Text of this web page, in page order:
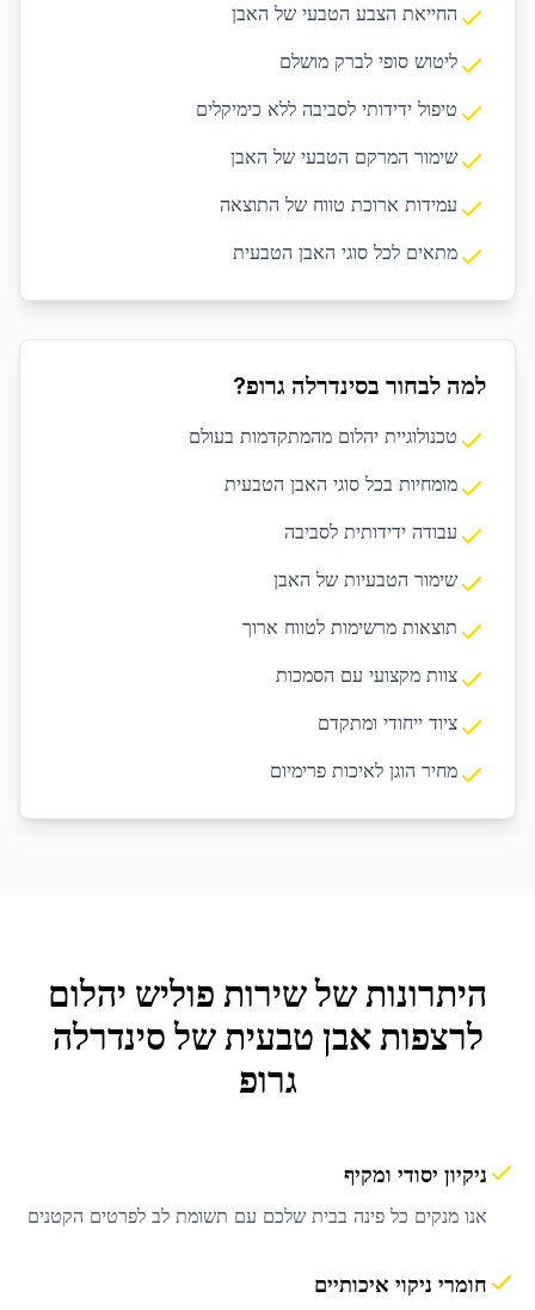
החייאת הצבע הטבעי של האבן
ליטוש סופי לברק מושלם
טיפול ידידותי לסביבה ללא כימיקלים
שימור המרקם הטבעי של האבן
עמידות ארוכת טווח של התוצאה
מתאים לכל סוגי האבן הטבעית
למה לבחור בסינדרלה גרופ?
טכנולוגיית יהלום מהמתקדמות בעולם
מומחיות בכל סוגי האבן הטבעית
עבודה ידידותית לסביבה
שימור הטבעיות של האבן
תוצאות מרשימות לטווח ארוך
צוות מקצועי עם הסמכות
ציוד ייחודי ומתקדם
מחיר הוגן לאיכות פרימיום
היתרונות של שירות פוליש יהלום
לרצפות אבן טבעית של סינדרלה
גרופ
ניקיון יסודי ומקיף
אנו מנקים כל פינה בבית שלכם עם תשומת לב לפרטים הקטנים
חומרי ניקוי איכותיים